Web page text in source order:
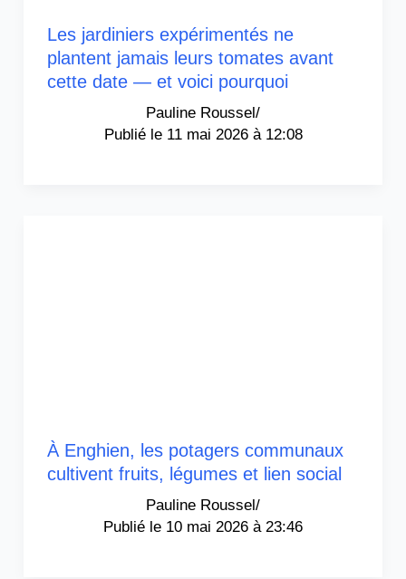
Les jardiniers expérimentés ne
plantent jamais leurs tomates avant
cette date — et voici pourquoi
Pauline Roussel/
11 mai 2026 à 12:08
À Enghien, les potagers communaux
cultivent fruits, légumes et lien social
Pauline Roussel/
10 mai 2026 à 23:46